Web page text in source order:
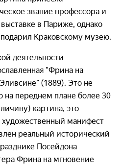
звание профессора и
в Париже, однако
Краковскому музею.
деятельности
"Фрина на
(1889). Это не
на переднем плане более 30
картина, это
художественный манифест
реальный исторический
Посейдона
Фрина на мгновение